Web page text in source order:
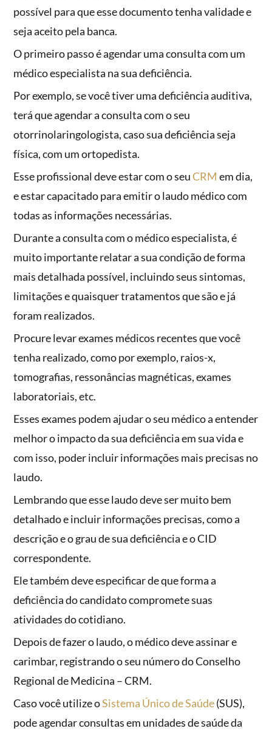
possível para que esse documento tenha validade e
seja aceito pela banca.
O primeiro passo é agendar uma consulta com um
médico especialista na sua deficiência.
Por exemplo, se você tiver uma deficiência auditiva,
terá que agendar a consulta com o seu
otorrinolaringologista, caso sua deficiência seja
física, com um ortopedista.
Esse profissional deve estar com o seuCRMem dia,
e estar capacitado para emitir o laudo médico com
todas as informações necessárias.
Durante a consulta com o médico especialista, é
muito importante relatar a sua condição de forma
mais detalhada possível, incluindo seus sintomas,
limitações e quaisquer tratamentos que são e já
foram realizados.
Procure levar exames médicos recentes que você
tenha realizado, como por exemplo, raios-x,
tomografias, ressonâncias magnéticas, exames
laboratoriais, etc.
Esses exames podem ajudar o seu médico a entender
melhor o impacto da sua deficiência em sua vida e
com isso, poder incluir informações mais precisas no
laudo.
Lembrando que esse laudo deve ser muito bem
detalhado e incluir informações precisas, como a
descrição e o grau de sua deficiência e o CID
correspondente.
Ele também deve especificar de que forma a
deficiência do candidato compromete suas
atividades do cotidiano.
Depois de fazer o laudo, o médico deve assinar e
carimbar, registrando o seu número do Conselho
Regional de Medicina – CRM.
Caso você utilize oSistema Único de Saúde(SUS),
pode agendar consultas em unidades de saúde da